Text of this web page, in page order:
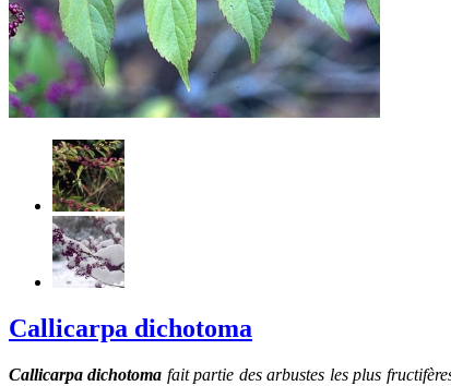
Callicarpa dichotoma
Callicarpa dichotoma fait partie des arbustes les plus